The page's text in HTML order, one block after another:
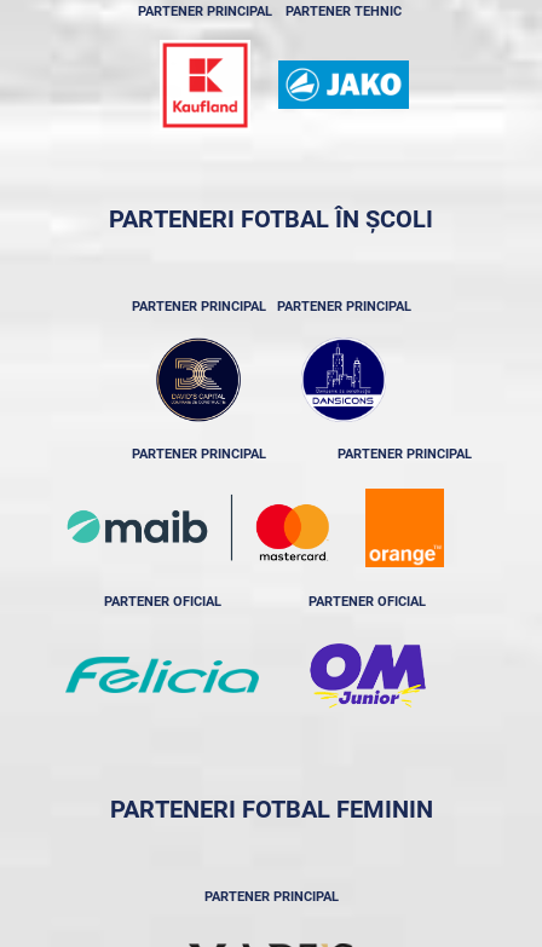
PARTENER PRINCIPAL PARTENER TEHNIC
PARTENERI FOTBAL ÎN ȘCOLI
PARTENER PRINCIPAL PARTENER PRINCIPAL
PARTENER PRINCIPAL PARTENER PRINCIPAL
PARTENER OFICIAL PARTENER OFICIAL
PARTENERI FOTBAL FEMININ
PARTENER PRINCIPAL